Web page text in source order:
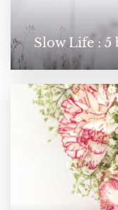
Slow Life : 5